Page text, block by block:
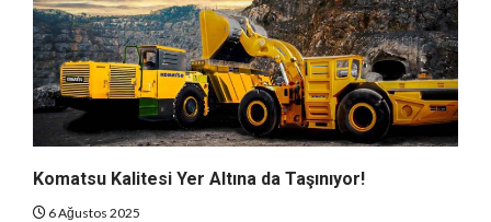
Komatsu Kalitesi Yer Altına da Taşınıyor!
6 Ağustos 2025